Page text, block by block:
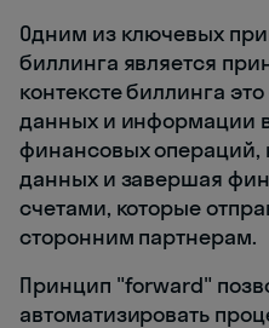
Одним из ключевых
биллинга является
контексте биллинга
данных и информации
финансовых операций,
данных и завершая
счетами, которые
сторонним партнерам.
Принцип "forward"
автоматизировать